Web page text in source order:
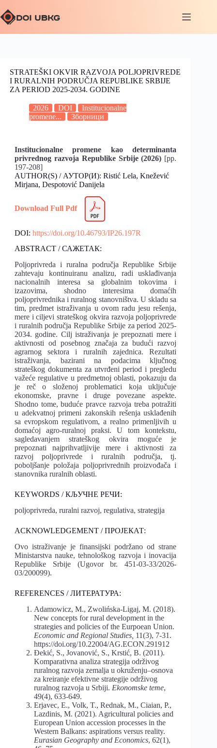
STRATEŠKI OKVIR RAZVOJA POLJOPRIVREDE
I RURALNIH PODRUČJA REPUBLIKE SRBIJE
ZA PERIOD 2025-2034. GODINE
2026 DOI
Institucionalne
promene...
Зборници
Institucionalne promene kao determinanta
privrednog razvoja Republike Srbije (2026) [pp.
197-208]
AUTHOR(S) / АУТОР(И): Ristić Lela, Knežević
Mirjana, Despotović Danijela
Download Full Pdf
DOI: https://doi.org/10.46793/IP26.197R
ABSTRACT / САЖЕТАК:
Poljoprivreda i ruralna područja Republike Srbije
zahtevaju kontinuiranu analizu, radi usklađivanja
nacionalnih interesa sa globalnim tokovima i
izazovima, shodno interesima domaćih
poljoprivrednika i ruralnog stanovništva. U skladu sa
tim, predmet istraživanja u ovom radu jesu rešenja,
mere i ciljevi strateškog okvira razvoja poljoprivrede
i ruralnih područja Republike Srbije za period 2025-
2034. godine. Cilj istraživanja je prepoznati mere i
aktivnosti od posebnog značaja za budući razvoj
agrarnog sektora i ruralnih zajednica. Rezultati
istraživanja, bazirani na podacima ključnog
strateškog dokumenta za utvrđeni period i pregledu
važeće regulative u predmetnoj oblasti, pokazuju da
je reč o složenoj problematici koja uključuje
ekonomske, pravne i druge povezane aspekte.
Shodno tome, buduće pravce razvoja treba potražiti
u adekvatnoj primeni zakonskih rešenja usklađenih
sa evropskom regulativom, a realno primenljivih u
domaćoj agro-ruralnoj praksi. U tom kontekstu,
sagledavanjem strateškog okvira moguće je
prepoznati najprihvatljivije mere i aktivnosti za
razvoj poljoprivrede i ruralnih područja, tj.
poboljšanje položaja poljoprivrednih proizvođača i
stanovnika ruralnih oblasti.
KEYWORDS / КЉУЧНЕ РЕЧИ:
poljoprivreda, ruralni razvoj, regulativa, strategija
ACKNOWLEDGEMENT / ПРОЈЕКАТ:
Ovo istraživanje je finansijski podržano od strane
Ministarstva nauke, tehnološkog razvoja i inovacija
Republike Srbije (Ugovor br. 451-03-33/2026-
03/200099).
REFERENCES / ЛИТЕРАТУРА:
Adamowicz, M., Zwolińska-Ligaj, M. (2018).
New concepts for rural development in the
strategies and policies of the Eurpoean Union.
Economic and Regional Studies, 11(3), 7-31.
https://doi.org/10.22004/AG.ECON.291912
Đekić, S., Jovanović, S., Krstić, B. (2011).
Komparativna analiza strategija održivog
ruralnog razvoja zemalja u okruženju–osnova
za kreiranje efektivne strategije održivog
ruralnog razvoja u Srbiji. Ekonomske teme,
49(4), 633-649.
Erjavec, E., Volk, T., Rednak, M., Ciaian, P.,
Lazdinis, M. (2021). Agricultural policies and
European Union accession processes in the
Western Balkans: aspirations versus reality.
Eurasian Geography and Economics, 62(1),